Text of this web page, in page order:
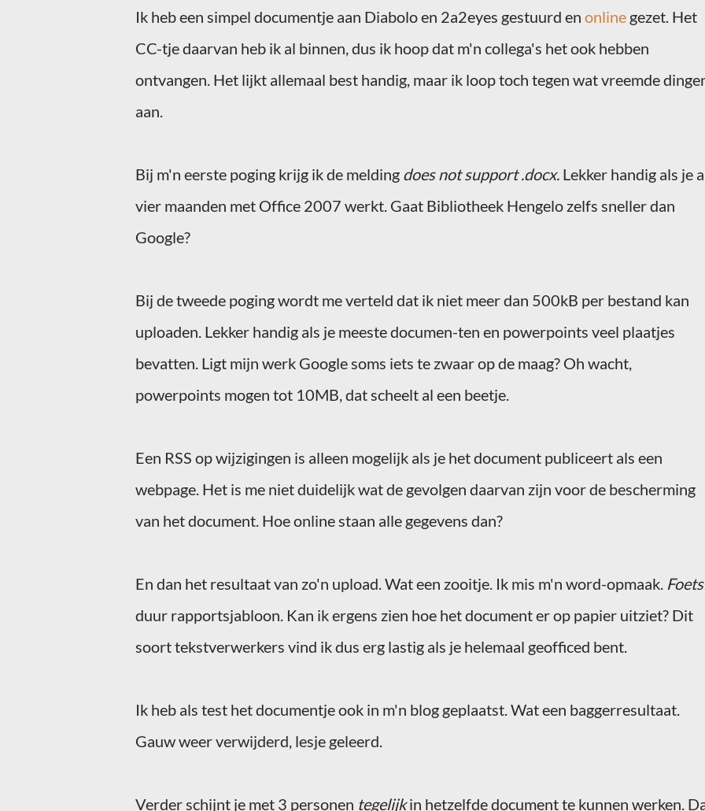
Ik heb een simpel documentje aan Diabolo en 2a2eyes gestuurd en online gezet. Het
CC-tjedaarvan heb ik al binnen, dus ik hoop dat m'n collega's het ook hebben
ontvangen. Het lijkt allemaal best handig, maar ik loop toch tegen wat vreemde
aan.
Bij m'n eerste poging krijg ik de melding doesnotsupport .docx. Lekker handig als je
vier maanden met Office 2007 werkt. Gaat Bibliotheek Hengelo zelfs sneller dan
Google?
Bij de tweede poging wordt me verteld dat ik niet meer dan 500kB per bestand kan
uploaden. Lekker handig als je meestedocumen-ten en powerpoints veel plaatjes
bevatten. Ligt mijn werk Google soms iets te zwaar op de maag? Oh wacht,
powerpoints mogen tot 10MB, dat scheelt al een beetje.
Een RSS op wijzigingen is alleen mogelijk als je het document publiceert als een
webpage. Het is me niet duidelijk wat de gevolgen daarvan zijn voor de bescherming
van het document. Hoeonlinestaan alle gegevens dan?
En dan het resultaat van zo'n upload. Wat een zooitje. Ik mis m'n word-opmaak.
duur rapportsjabloon. Kan ik ergens zien hoe het document er op papier uitziet? Dit
soort tekstverwerkers vind ik dus erg lastig als je helemaal geofficed bent.
Ik heb als test hetdocumentjeook in m'n blog geplaatst. Wat een baggerresultaat.
Gauw weer verwijderd, lesje geleerd.
Verder schijnt je met 3 personen tegelijkin hetzelfde document te kunnen werken.